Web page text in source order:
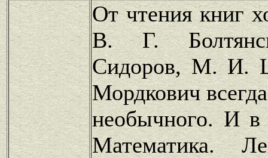
От чтения книг
В. Г.
Сидоров, М. И.
Мордкович
необычного. И в
Математика.